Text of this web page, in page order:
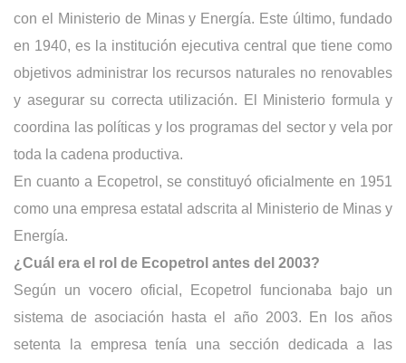
con el Ministerio de Minas y Energía. Este último, fundado
en 1940, es la institución ejecutiva central que tiene como
objetivos administrar los recursos naturales no renovables
y asegurar su correcta utilización. El Ministerio formula y
coordina las políticas y los programas del sector y vela por
toda la cadena productiva.
En cuanto a Ecopetrol, se constituyó oficialmente en 1951
como una empresa estatal adscrita al Ministerio de Minas y
Energía.
¿Cuál era el rol de Ecopetrol antes del 2003?
Según un vocero oficial, Ecopetrol funcionaba bajo un
sistema de asociación hasta el año 2003. En los años
setenta la empresa tenía una sección dedicada a las